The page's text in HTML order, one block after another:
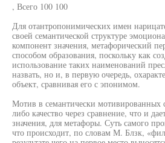
, Всего 100 100
Для отантропонимических имен
своей семантической структуре
компонент значения, метафорический
способом образования, поскольку как
использование таких наименований
назвать, но и, в первую очередь,
объект, сравнивая его с эпонимом.
Мотив в семантически мотивированных
либо качество через сравнение, что и
значения, для метафоры. Суть самого
что происходит, по словам М. Блзк,